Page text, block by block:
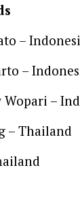
–
–
–
– Thailand